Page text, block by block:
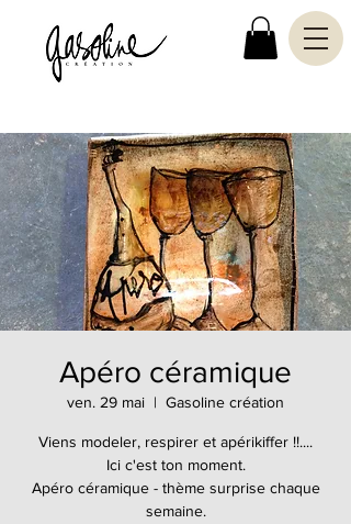
Apéro céramique
ven. 29 mai
  |
Gasoline création
Viens modeler, respirer et apérikiffer !!....
Ici c'est ton moment.
Apéro céramique - thème surprise chaque
semaine.